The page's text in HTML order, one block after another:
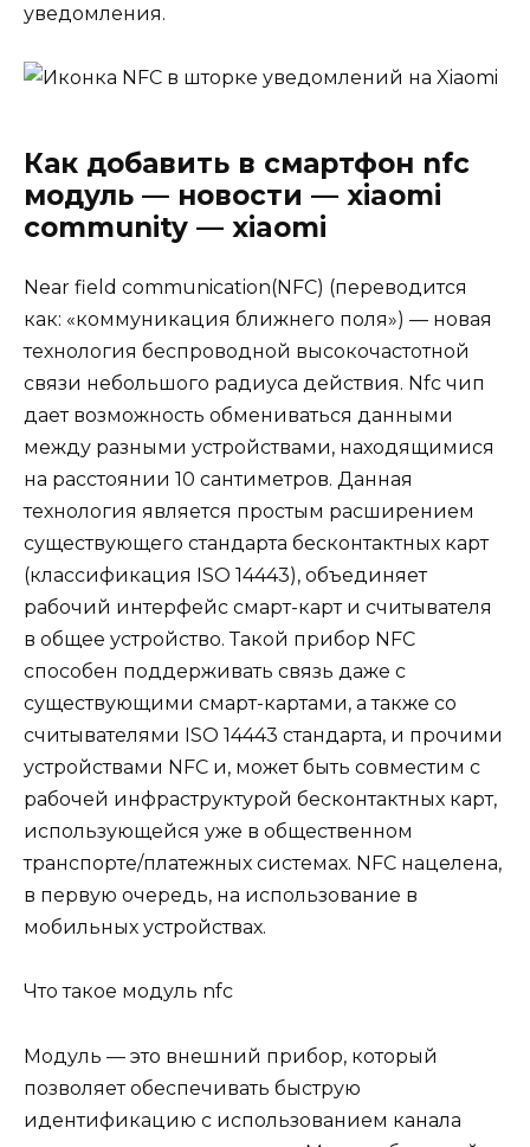
уведомления.
Как добавить в смартфон nfc
модуль — новости — xiaomi
community — xiaomi
Near field communication(NFC) (переводится
как: «коммуникация ближнего поля») — новая
технология беспроводной высокочастотной
связи небольшого радиуса действия. Nfc чип
дает возможность обмениваться данными
между разными устройствами, находящимися
на расстоянии 10 сантиметров. Данная
технология является простым расширением
существующего стандарта бесконтактных карт
(классификация ISO 14443), объединяет
рабочий интерфейс смарт-карт и считывателя
в общее устройство. Такой прибор NFC
способен поддерживать связь даже с
существующими смарт-картами, а также со
считывателями ISO 14443 стандарта, и прочими
устройствами NFC и, может быть совместим с
рабочей инфраструктурой бесконтактных карт,
использующейся уже в общественном
транспорте/платежных системах. NFC нацелена,
в первую очередь, на использование в
мобильных устройствах.
Что такое модуль nfc
Модуль — это внешний прибор, который
позволяет обеспечивать быструю
идентификацию с использованием канала